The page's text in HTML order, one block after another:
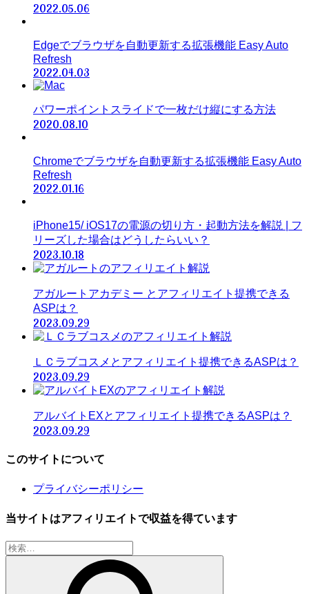
2022.05.06
Edgeでブラウザを自動更新する拡張機能 Easy Auto
Refresh
2022.04.03
パワーポイントスライドで一枚だけ縦にする方法
2020.08.10
Chromeでブラウザを自動更新する拡張機能 Easy Auto
Refresh
2022.01.16
iPhone15/ iOS17の電源の切り方・起動方法を解説 | フ
リーズした場合はどうしたらいい？
2023.10.18
アガルートアカデミー とアフィリエイト提携できる
ASPは？
2023.09.29
ＬＣラブコスメとアフィリエイト提携できるASPは？
2023.09.29
アルバイトEXとアフィリエイト提携できるASPは？
2023.09.29
このサイトについて
プライバシーポリシー
当サイトはアフィリエイトで収益を得ています
検
索: